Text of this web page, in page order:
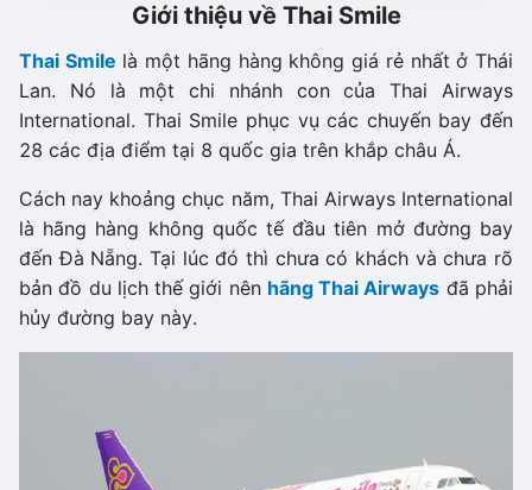
Giới thiệu về Thai Smile​
Thai Smile là một hãng hàng không giá rẻ nhất ở Thái
Lan. Nó là một chi nhánh con của Thai Airways
International. Thai Smile phục vụ các chuyến bay đến
28 các địa điểm tại 8 quốc gia trên khắp châu Á.
Cách nay khoảng chục năm, Thai Airways International
là hãng hàng không quốc tế đầu tiên mở đường bay
đến Đà Nẵng. Tại lúc đó thì chưa có khách và chưa rõ
bản đồ du lịch thế giới nên hãng Thai Airways đã phải
hủy đường bay này.